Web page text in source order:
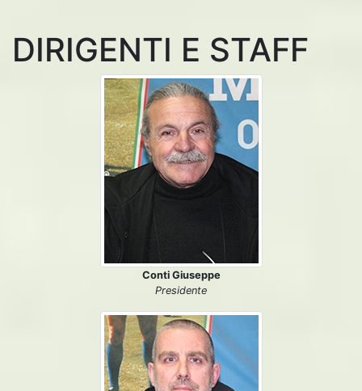
DIRIGENTI E STAFF
Conti Giuseppe
Presidente